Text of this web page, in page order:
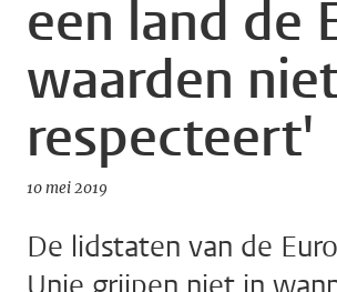
een land de
waarden
respecteert'
10 mei 2019
De lidstaten van de